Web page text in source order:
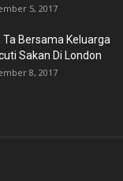
5, 2017
Ta Bersama Keluarga
Sakan Di London
8, 2017